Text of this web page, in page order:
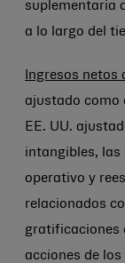
suplementaria
a lo largo del
Ingresos netos
ajustado como
EE. UU.
intangibles, las
operativo y
relacionados
gratificaciones
acciones de